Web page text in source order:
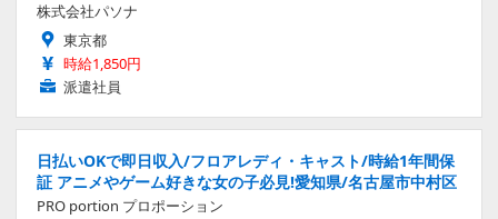
株式会社パソナ
東京都
時給1,850円
派遣社員
日払いOKで即日収入/フロアレディ・キャスト/時給1年間保
証 アニメやゲーム好きな女の子必見!愛知県/名古屋市中村区
PRO portion プロポーション